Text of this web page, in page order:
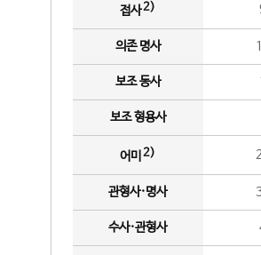
접사2)
의존 명사
보조 동사
보조 형용사
어미 2)
관형사·명사
수사·관형사